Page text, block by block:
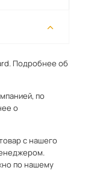
Подробнее об
по
о
с нашего
по нашему